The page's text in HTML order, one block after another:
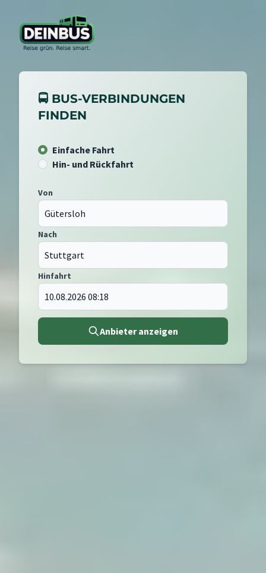
🚍 BUS-VERBINDUNGEN
FINDEN
Einfache Fahrt
Hin- und Rückfahrt
Von
Nach
Hinfahrt
Anbieter anzeigen